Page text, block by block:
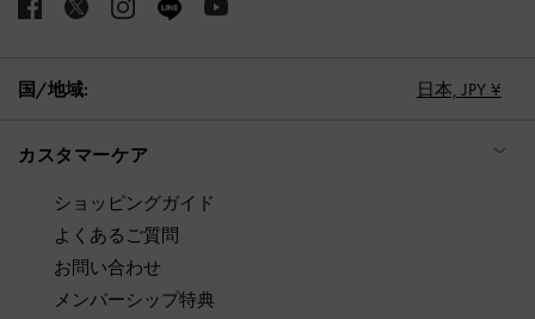
国/地域: 日本, JPY ¥
カスタマーケア
ショッピングガイド
よくあるご質問
お問い合わせ
メンバーシップ特典